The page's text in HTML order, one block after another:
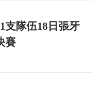
支隊伍18日張牙
賽